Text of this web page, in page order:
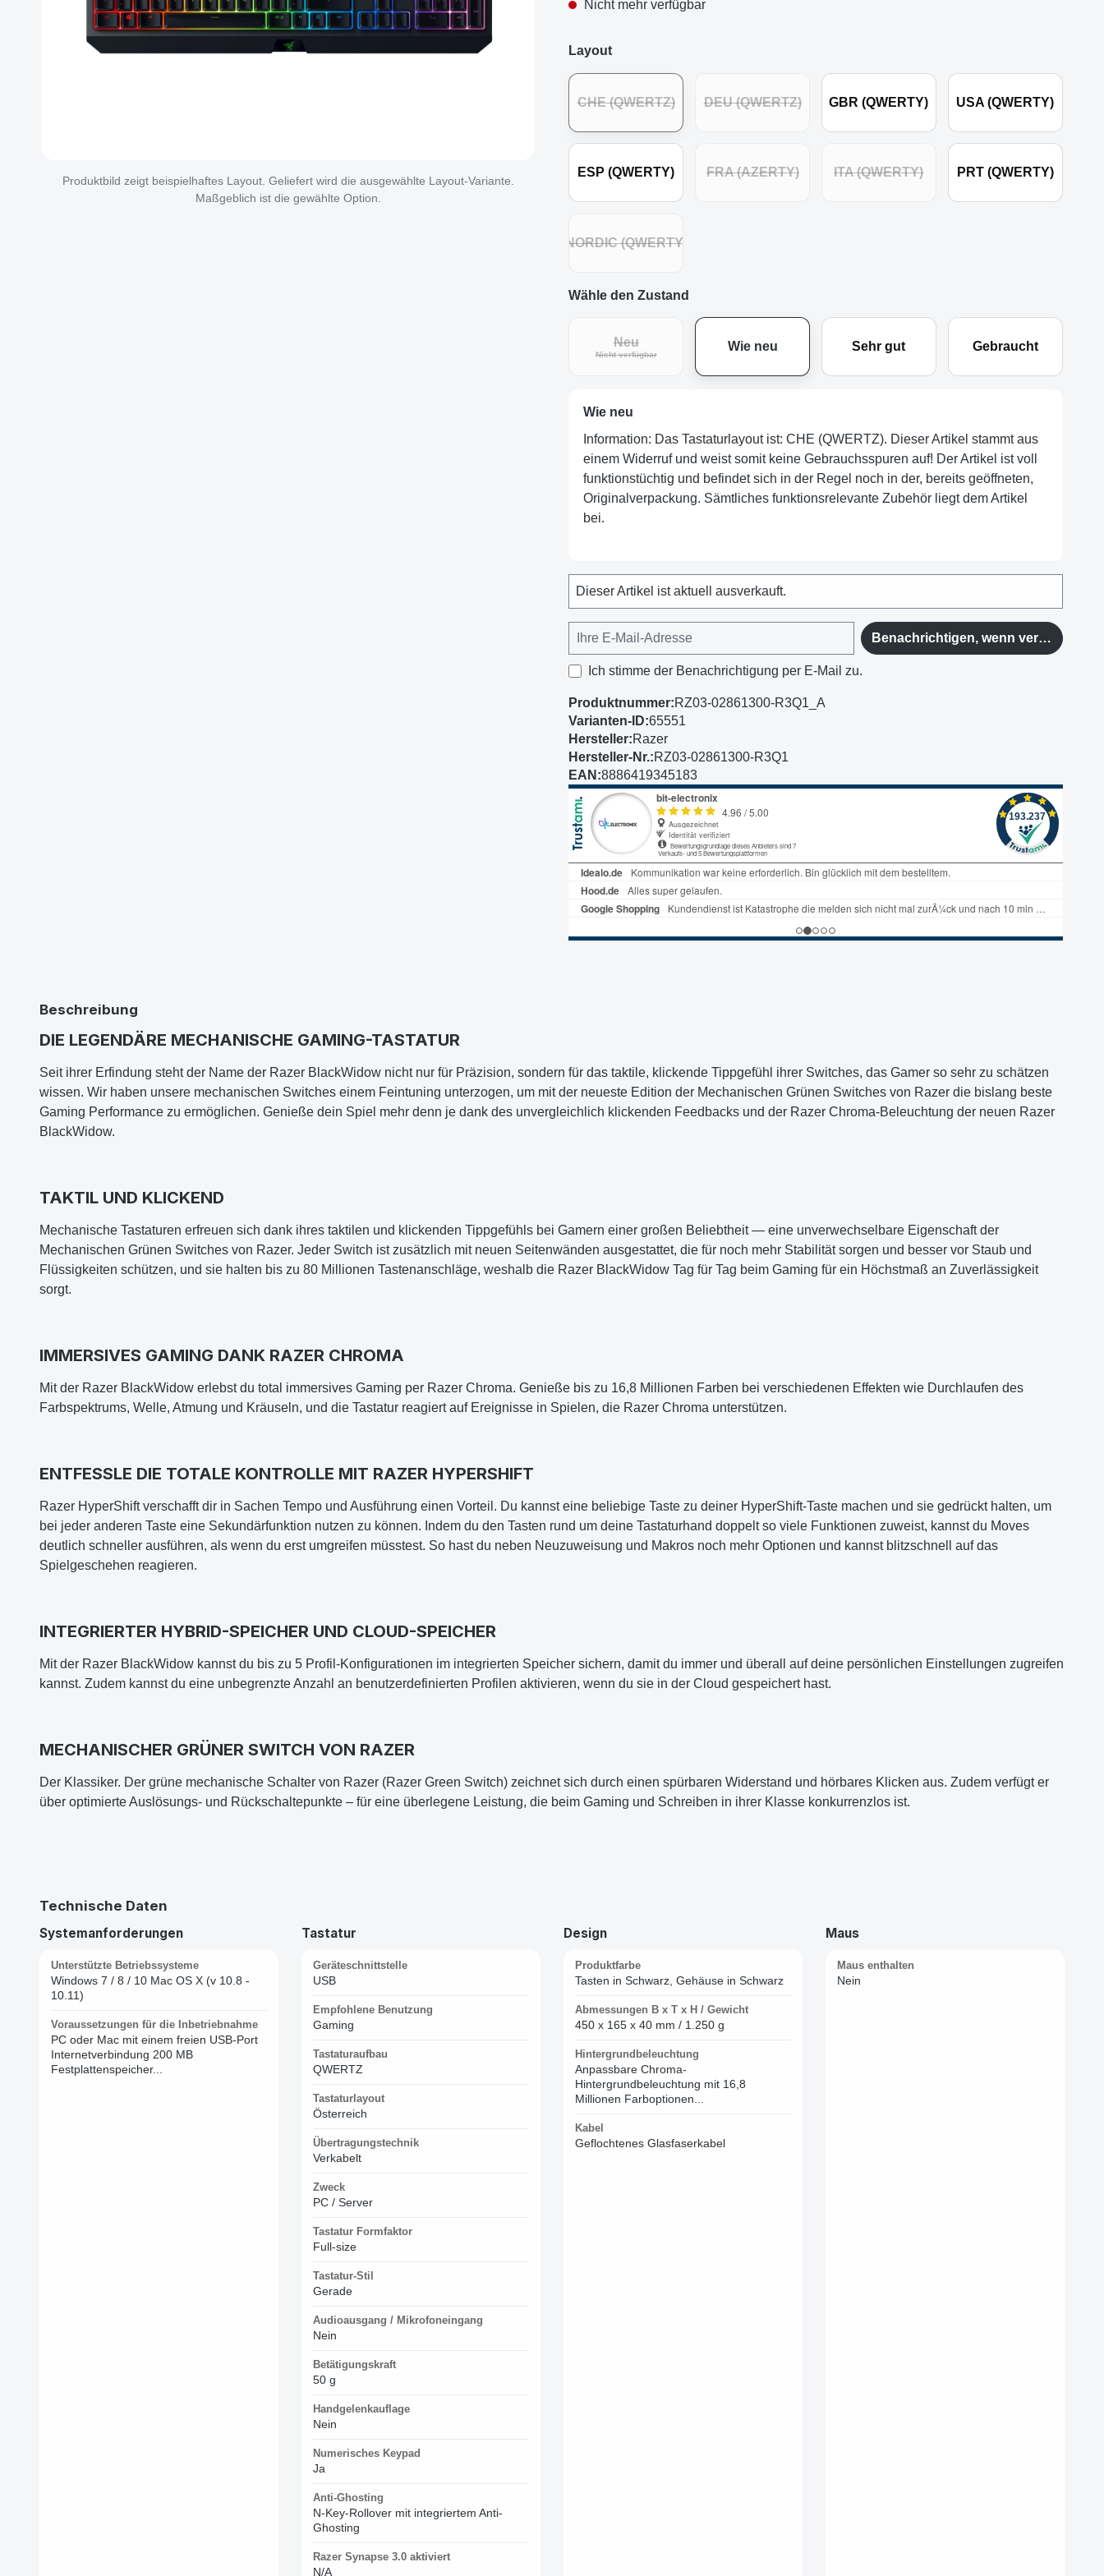
Produktbild zeigt beispielhaftes Layout. Geliefert wird die ausgewählte Layout-Variante.
Maßgeblich ist die gewählte Option.
Nicht mehr verfügbar
Layout
CHE (QWERTZ) DEU (QWERTZ) GBR (QWERTY) USA (QWERTY)
ESP (QWERTY) FRA (AZERTY) ITA (QWERTY) PRT (QWERTY)
NORDIC (QWERTY)
Wähle den Zustand
Neu
Nicht verfügbar
Wie neu Sehr gut Gebraucht
Wie neu
Information: Das Tastaturlayout ist: CHE (QWERTZ). Dieser Artikel stammt aus
einem Widerruf und weist somit keine Gebrauchsspuren auf! Der Artikel ist voll
funktionstüchtig und befindet sich in der Regel noch in der, bereits geöffneten,
Originalverpackung. Sämtliches funktionsrelevante Zubehör liegt dem Artikel
bei.
Dieser Artikel ist aktuell ausverkauft.
Benachrichtigen, wenn verfügbar
Ich stimme der Benachrichtigung per E-Mail zu.
Produktnummer:RZ03-02861300-R3Q1_A
Varianten-ID:65551
Hersteller:Razer
Hersteller-Nr.:RZ03-02861300-R3Q1
EAN:8886419345183
Beschreibung
DIE LEGENDÄRE MECHANISCHE GAMING-TASTATUR
Seit ihrer Erfindung steht der Name der Razer BlackWidow nicht nur für Präzision, sondern für das taktile, klickende Tippgefühl ihrer Switches, das Gamer so sehr zu schätzen
wissen. Wir haben unsere mechanischen Switches einem Feintuning unterzogen, um mit der neueste Edition der Mechanischen Grünen Switches von Razer die bislang beste
Gaming Performance zu ermöglichen. Genieße dein Spiel mehr denn je dank des unvergleichlich klickenden Feedbacks und der Razer Chroma-Beleuchtung der neuen Razer
BlackWidow.
TAKTIL UND KLICKEND
Mechanische Tastaturen erfreuen sich dank ihres taktilen und klickenden Tippgefühls bei Gamern einer großen Beliebtheit — eine unverwechselbare Eigenschaft der
Mechanischen Grünen Switches von Razer. Jeder Switch ist zusätzlich mit neuen Seitenwänden ausgestattet, die für noch mehr Stabilität sorgen und besser vor Staub und
Flüssigkeiten schützen, und sie halten bis zu 80 Millionen Tastenanschläge, weshalb die Razer BlackWidow Tag für Tag beim Gaming für ein Höchstmaß an Zuverlässigkeit
sorgt.
IMMERSIVES GAMING DANK RAZER CHROMA
Mit der Razer BlackWidow erlebst du total immersives Gaming per Razer Chroma. Genieße bis zu 16,8 Millionen Farben bei verschiedenen Effekten wie Durchlaufen des
Farbspektrums, Welle, Atmung und Kräuseln, und die Tastatur reagiert auf Ereignisse in Spielen, die Razer Chroma unterstützen.
ENTFESSLE DIE TOTALE KONTROLLE MIT RAZER HYPERSHIFT
Razer HyperShift verschafft dir in Sachen Tempo und Ausführung einen Vorteil. Du kannst eine beliebige Taste zu deiner HyperShift-Taste machen und sie gedrückt halten, um
bei jeder anderen Taste eine Sekundärfunktion nutzen zu können. Indem du den Tasten rund um deine Tastaturhand doppelt so viele Funktionen zuweist, kannst du Moves
deutlich schneller ausführen, als wenn du erst umgreifen müsstest. So hast du neben Neuzuweisung und Makros noch mehr Optionen und kannst blitzschnell auf das
Spielgeschehen reagieren.
INTEGRIERTER HYBRID-SPEICHER UND CLOUD-SPEICHER
Mit der Razer BlackWidow kannst du bis zu 5 Profil-Konfigurationen im integrierten Speicher sichern, damit du immer und überall auf deine persönlichen Einstellungen zugreifen
kannst. Zudem kannst du eine unbegrenzte Anzahl an benutzerdefinierten Profilen aktivieren, wenn du sie in der Cloud gespeichert hast.
MECHANISCHER GRÜNER SWITCH VON RAZER
Der Klassiker. Der grüne mechanische Schalter von Razer (Razer Green Switch) zeichnet sich durch einen spürbaren Widerstand und hörbares Klicken aus. Zudem verfügt er
über optimierte Auslösungs- und Rückschaltepunkte – für eine überlegene Leistung, die beim Gaming und Schreiben in ihrer Klasse konkurrenzlos ist.
Technische Daten
Systemanforderungen
Unterstützte Betriebssysteme
Windows 7 / 8 / 10 Mac OS X (v 10.8 -
10.11)
Voraussetzungen für die Inbetriebnahme
PC oder Mac mit einem freien USB-Port
Internetverbindung 200 MB
Festplattenspeicher...
Tastatur
Geräteschnittstelle
USB
Empfohlene Benutzung
Gaming
Tastaturaufbau
QWERTZ
Tastaturlayout
Österreich
Übertragungstechnik
Verkabelt
Zweck
PC / Server
Tastatur Formfaktor
Full-size
Tastatur-Stil
Gerade
Audioausgang / Mikrofoneingang
Nein
Betätigungskraft
50 g
Handgelenkauflage
Nein
Numerisches Keypad
Ja
Anti-Ghosting
N-Key-Rollover mit integriertem Anti-
Ghosting
Razer Synapse 3.0 aktiviert
N/A
Design
Produktfarbe
Tasten in Schwarz, Gehäuse in Schwarz
Abmessungen B x T x H / Gewicht
450 x 165 x 40 mm / 1.250 g
Hintergrundbeleuchtung
Anpassbare Chroma-
Hintergrundbeleuchtung mit 16,8
Millionen Farboptionen...
Kabel
Geflochtenes Glasfaserkabel
Maus
Maus enthalten
Nein